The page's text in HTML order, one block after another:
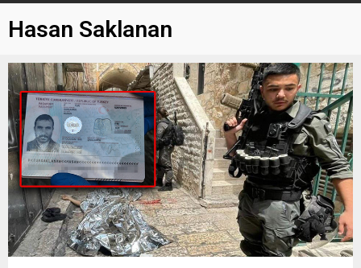
Hasan Saklanan